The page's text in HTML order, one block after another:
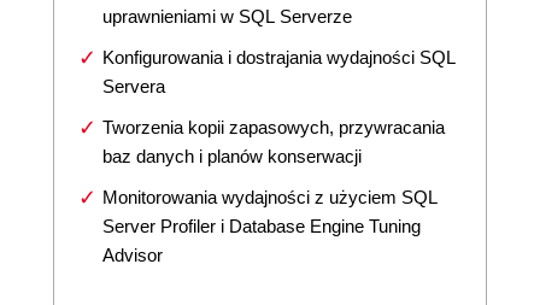
uprawnieniami w SQL Serverze
Konfigurowania i dostrajania wydajności SQL
Servera
Tworzenia kopii zapasowych, przywracania
baz danych i planów konserwacji
Monitorowania wydajności z użyciem SQL
Server Profiler i Database Engine Tuning
Advisor